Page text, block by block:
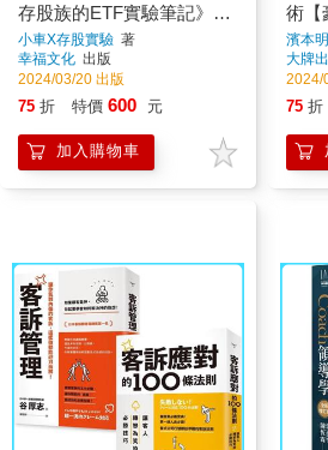
存股族的ETF實驗筆記》＋
《給存股新手的財富翻滾筆
記》
小車X存股實驗 著
幸福文化 出版
2024/03/20 出版
75 折 特價 600 元
加入購物車
術【
術＋
濱本
大牌
2024/
75 折